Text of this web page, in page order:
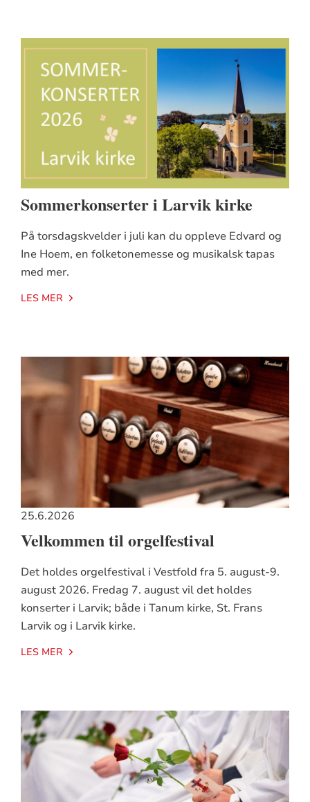
Sommerkonserter i Larvik kirke
På torsdagskvelder i juli kan du oppleve Edvard og
Ine Hoem, en folketonemesse og musikalsk tapas
med mer.
LES MER
25.6.2026
Velkommen til orgelfestival
Det holdes orgelfestival i Vestfold fra 5. august-9.
august 2026. Fredag 7. august vil det holdes
konserter i Larvik; både i Tanum kirke, St. Frans
Larvik og i Larvik kirke.
LES MER